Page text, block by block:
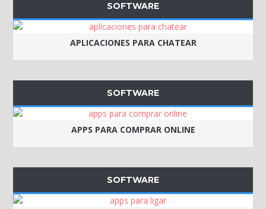
SOFTWARE
APLICACIONES PARA CHATEAR
SOFTWARE
APPS PARA COMPRAR ONLINE
SOFTWARE